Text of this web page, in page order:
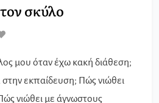
σκύλο
μου όταν έχω κακή διάθεση;
εκπαίδευση; Πώς νιώθει
νιώθει με άγνωστους